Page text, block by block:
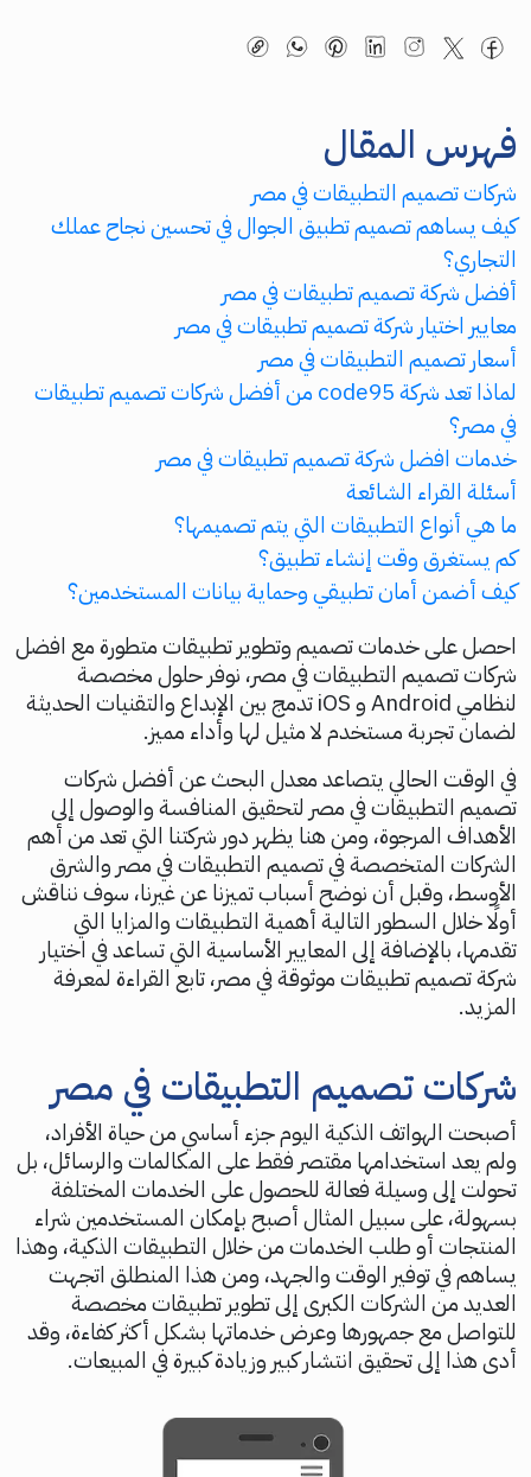
فهرس المقال
شركات تصميم التطبيقات في مصر
كيف يساهم تصميم تطبيق الجوال في تحسين نجاح عملك
التجاري؟
أفضل شركة تصميم تطبيقات في مصر
معايير اختيار شركة تصميم تطبيقات في مصر
أسعار تصميم التطبيقات في مصر
لماذا تعد شركة code95 من أفضل شركات تصميم تطبيقات
في مصر؟
خدمات افضل شركة تصميم تطبيقات في مصر
أسئلة القراء الشائعة
ما هي أنواع التطبيقات التي يتم تصميمها؟
كم يستغرق وقت إنشاء تطبيق؟
كيف أضمن أمان تطبيقي وحماية بيانات المستخدمين؟
احصل على خدمات تصميم وتطوير تطبيقات متطورة مع افضل
شركات تصميم التطبيقات في مصر، نوفر حلول مخصصة
لنظامي Android و iOS تدمج بين الإبداع والتقنيات الحديثة
لضمان تجربة مستخدم لا مثيل لها وأداء مميز.
في الوقت الحالي يتصاعد معدل البحث عن أفضل شركات
تصميم التطبيقات في مصر لتحقيق المنافسة والوصول إلى
الأهداف المرجوة، ومن هنا يظهر دور شركتنا التي تعد من أهم
الشركات المتخصصة في تصميم التطبيقات في مصر والشرق
الأوسط، وقبل أن نوضح أسباب تميزنا عن غيرنا، سوف نناقش
أولًا خلال السطور التالية أهمية التطبيقات والمزايا التي
تقدمها، بالإضافة إلى المعايير الأساسية التي تساعد في اختيار
شركة تصميم تطبيقات موثوقة في مصر، تابع القراءة لمعرفة
المزيد.
شركات تصميم التطبيقات في مصر
أصبحت الهواتف الذكية اليوم جزء أساسي من حياة الأفراد،
ولم يعد استخدامها مقتصر فقط على المكالمات والرسائل، بل
تحولت إلى وسيلة فعالة للحصول على الخدمات المختلفة
بسهولة، على سبيل المثال أصبح بإمكان المستخدمين شراء
المنتجات أو طلب الخدمات من خلال التطبيقات الذكية، وهذا
يساهم في توفير الوقت والجهد، ومن هذا المنطلق اتجهت
العديد من الشركات الكبرى إلى تطوير تطبيقات مخصصة
للتواصل مع جمهورها وعرض خدماتها بشكل أكثر كفاءة، وقد
أدى هذا إلى تحقيق انتشار كبير وزيادة كبيرة في المبيعات.